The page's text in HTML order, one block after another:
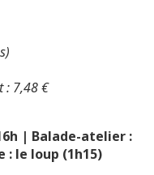
: 7,48 €
| Balade-atelier :
: le loup (1h15)